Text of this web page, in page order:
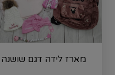
מארז לידה דגם שושנה